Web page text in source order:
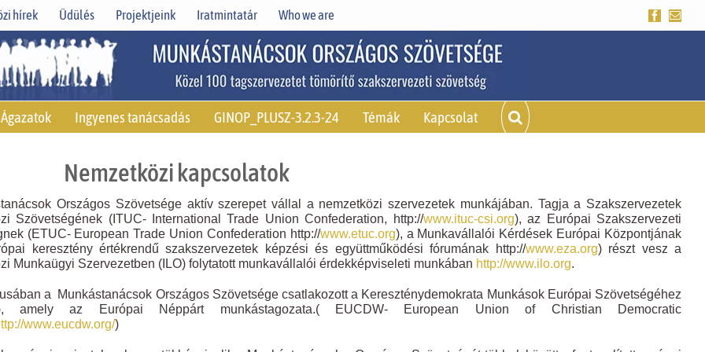
hírek Üdülés Projektjeink Iratmintatár Who we are Facebook
Ágazatok Ingyenes tanácsadás GINOP_PLUSZ-3.2.3-24 Témák Kapcsolat
Nemzetközi kapcsolatok
Országos Szövetsége aktív szerepet vállal a nemzetközi szervezetek munkájában. Tagja a Szakszervezetek
Szövetségének (ITUC- International Trade Union Confederation, http://www.ituc-csi.org), az Európai Szakszervezeti
(ETUC- European Trade Union Confederation http://www.etuc.org), a Munkavállalói Kérdések Európai Központjának
keresztény értékrendű szakszervezetek képzési és együttműködési fórumának http://www.eza.org) részt vesz a
Munkaügyi Szervezetben (ILO) folytatott munkavállalói érdekképviseleti munkában http://www.ilo.org.
a Munkástanácsok Országos Szövetsége csatlakozott a Kereszténydemokrata Munkások Európai Szövetségéhez
amely az Európai Néppárt munkástagozata.( EUCDW- European Union of Christian Democratic
www.eucdw.org/)